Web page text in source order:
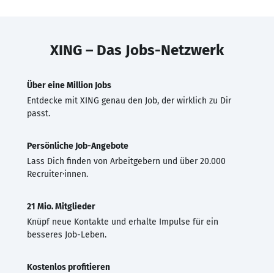
XING – Das Jobs-Netzwerk
Über eine Million Jobs
Entdecke mit XING genau den Job, der wirklich zu Dir
passt.
Persönliche Job-Angebote
Lass Dich finden von Arbeitgebern und über 20.000
Recruiter·innen.
21 Mio. Mitglieder
Knüpf neue Kontakte und erhalte Impulse für ein
besseres Job-Leben.
Kostenlos profitieren